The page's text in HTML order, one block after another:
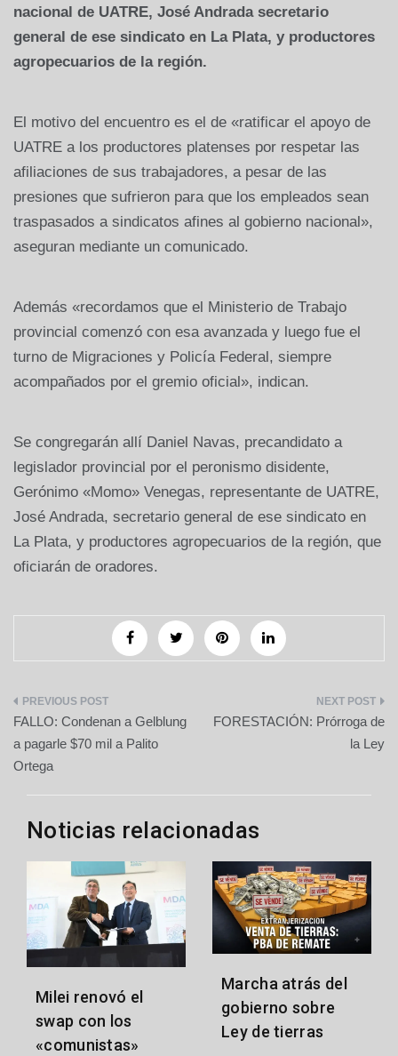
nacional de UATRE, José Andrada secretario
general de ese sindicato en La Plata, y productores
agropecuarios de la región.
El motivo del encuentro es el de «ratificar el apoyo de
UATRE a los productores platenses por respetar las
afiliaciones de sus trabajadores, a pesar de las
presiones que sufrieron para que los empleados sean
traspasados a sindicatos afines al gobierno nacional»,
aseguran mediante un comunicado.
Además «recordamos que el Ministerio de Trabajo
provincial comenzó con esa avanzada y luego fue el
turno de Migraciones y Policía Federal, siempre
acompañados por el gremio oficial», indican.
Se congregarán allí Daniel Navas, precandidato a
legislador provincial por el peronismo disidente,
Gerónimo «Momo» Venegas, representante de UATRE,
José Andrada, secretario general de ese sindicato en
La Plata, y productores agropecuarios de la región, que
oficiarán de oradores.
Navegación
de
entradas
FALLO: Condenan a Gelblung
a pagarle $70 mil a Palito
Ortega
FORESTACIÓN: Prórroga de
la Ley
Noticias relacionadas
Milei renovó el
swap con los
«comunistas»
Marcha atrás del
gobierno sobre
Ley de tierras